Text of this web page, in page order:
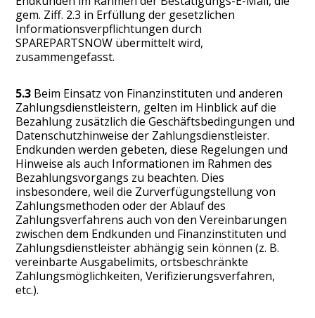
gem. Ziff. 2.3 in Erfüllung der gesetzlichen
Informationsverpflichtungen durch
SPAREPARTSNOW übermittelt wird,
zusammengefasst.
5.3 Beim Einsatz von Finanzinstituten und anderen
Zahlungsdienstleistern, gelten im Hinblick auf die
Bezahlung zusätzlich die Geschäftsbedingungen und
Datenschutzhinweise der Zahlungsdienstleister.
Endkunden werden gebeten, diese Regelungen und
Hinweise als auch Informationen im Rahmen des
Bezahlungsvorgangs zu beachten. Dies
insbesondere, weil die Zurverfügungstellung von
Zahlungsmethoden oder der Ablauf des
Zahlungsverfahrens auch von den Vereinbarungen
zwischen dem Endkunden und Finanzinstituten und
Zahlungsdienstleister abhängig sein können (z. B.
vereinbarte Ausgabelimits, ortsbeschränkte
Zahlungsmöglichkeiten, Verifizierungsverfahren,
etc.).